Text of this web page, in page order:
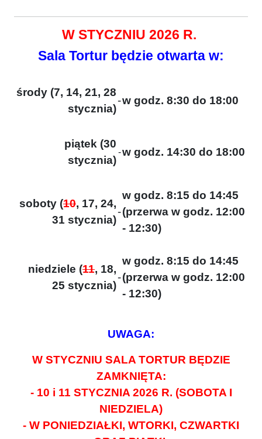
W STYCZNIU 2026 R.
Sala Tortur będzie otwarta w:
środy (7, 14, 21, 28
stycznia)
-w godz. 8:30 do 18:00
piątek (30
stycznia)
-w godz. 14:30 do 18:00
soboty (10, 17, 24,
31 stycznia)
-
w godz. 8:15 do 14:45
(przerwa w godz. 12:00
- 12:30)
niedziele (11, 18,
25 stycznia)
-
w godz. 8:15 do 14:45
(przerwa w godz. 12:00
- 12:30)
UWAGA:
W STYCZNIU SALA TORTUR BĘDZIE
ZAMKNIĘTA:
- 10 i 11 STYCZNIA 2026 R. (SOBOTA I
NIEDZIELA)
- W PONIEDZIAŁKI, WTORKI, CZWARTKI